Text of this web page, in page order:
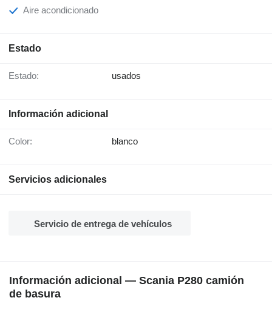
Aire acondicionado
Estado
Estado: usados
Información adicional
Color: blanco
Servicios adicionales
Servicio de entrega de vehículos
Información adicional — Scania P280 camión
de basura